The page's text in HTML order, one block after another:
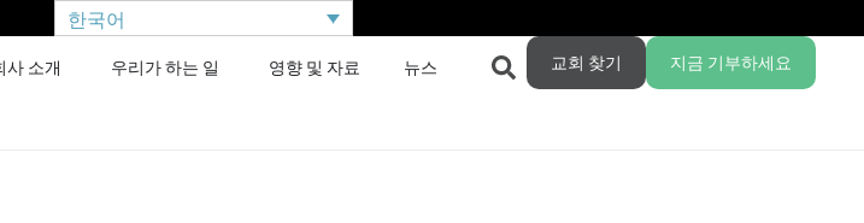
한국어
사 소개 우리가 하는 일 영향 및 자료 뉴스 교회 찾기 지금 기부하세요